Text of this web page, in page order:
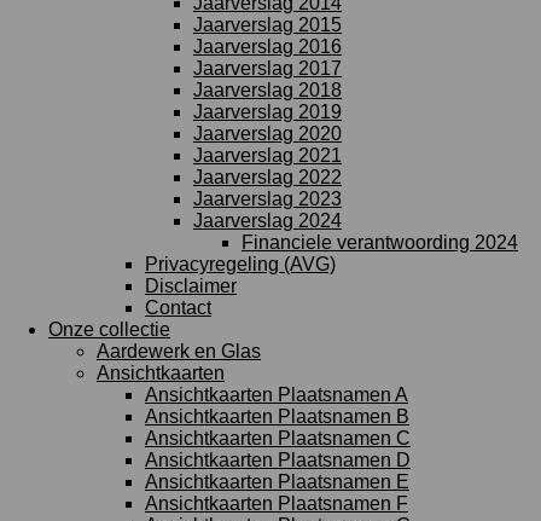
Jaarverslag 2015
Jaarverslag 2016
Jaarverslag 2017
Jaarverslag 2018
Jaarverslag 2019
Jaarverslag 2020
Jaarverslag 2021
Jaarverslag 2022
Jaarverslag 2023
Jaarverslag 2024
Financiele verantwoording 2024
Privacyregeling (AVG)
Disclaimer
Contact
Onze collectie
Aardewerk en Glas
Ansichtkaarten
Ansichtkaarten Plaatsnamen A
Ansichtkaarten Plaatsnamen B
Ansichtkaarten Plaatsnamen C
Ansichtkaarten Plaatsnamen D
Ansichtkaarten Plaatsnamen E
Ansichtkaarten Plaatsnamen F